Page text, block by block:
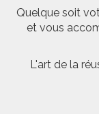
Quelque soit
et vous
L'art de la